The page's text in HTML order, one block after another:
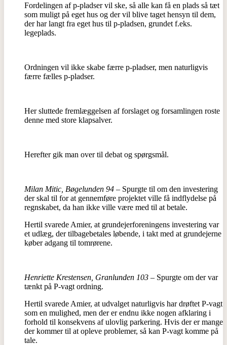
Fordelingen af p-pladser vil ske, så alle kan få en plads så tæt
som muligt på eget hus og der vil blive taget hensyn til dem,
der har langt fra eget hus til p-pladsen, grundet f.eks.
legeplads.
Ordningen vil ikke skabe færre p-pladser, men naturligvis
færre fælles p-pladser.
Her sluttede fremlæggelsen af forslaget og forsamlingen roste
denne med store klapsalver.
Herefter gik man over til debat og spørgsmål.
Milan Mitic, Bøgelunden 94 – Spurgte til om den investering
der skal til for at gennemføre projektet ville få indflydelse på
regnskabet, da han ikke ville være med til at betale.
Hertil svarede Amier, at grundejerforeningens investering var
et udlæg, der tilbagebetales løbende, i takt med at grundejerne
køber adgang til tomrørene.
Henriette Krestensen, Granlunden 103 – Spurgte om der var
tænkt på P-vagt ordning.
Hertil svarede Amier, at udvalget naturligvis har drøftet P-vagt
som en mulighed, men der er endnu ikke nogen afklaring i
forhold til konsekvens af ulovlig parkering. Hvis der er mange
der kommer til at opleve problemer, så kan P-vagt komme på
tale.